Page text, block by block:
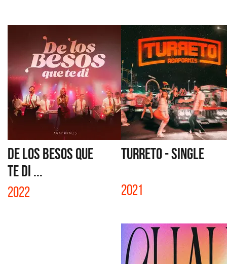
DE LOS BESOS QUE
TE DI ...
2022
TURRETO - SINGLE
2021